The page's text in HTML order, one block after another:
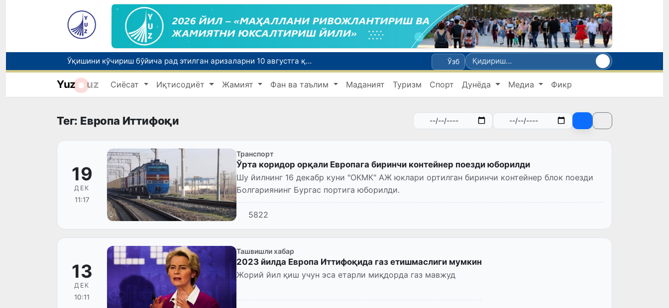
Ўқишини кўчириш бўйича рад этилган аризаларни 10 августга қадар таҳрирлаш мумкин
I ва II гуруҳ ногиронлиги бўлган фуқароларга пенсия проактив тарзда тайинланади
Бозорга чиқариладиган барча маҳсулотлар хавфсиз бўлиши шарт
Ўзб
Yuz uz Сиёсат Иқтисодиёт Жамият Фан ва таълим Маданият Туризм Спорт Дунёда Медиа Фикр
Тег: Европа Иттифоқи
19
ДЕК
11:17
Транспорт
Ўрта коридор орқали Европага биринчи контейнер поезди юборилди
Шу йилнинг 16 декабр куни "ОКМК" АЖ юклари ортилган биринчи контейнер блок поезди
Болгариянинг Бургас портига юборилди.
5822
13
ДЕК
10:11
Ташвишли хабар
2023 йилда Европа Иттифоқида газ етишмаслиги мумкин
Жорий йил қиш учун эса етарли миқдорда газ мавжуд